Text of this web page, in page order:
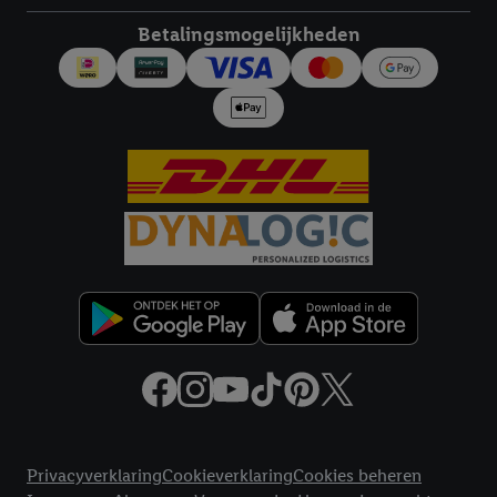
Betalingsmogelijkheden
PrivacyverklaringCookieverklaringCookies beheren
diensten worden weergegeven, als verschillende eindapparaten
en Lidl-diensten, met behulp van jouw gehashte e-mailadres en
met eventuele andere identifiers of met identifiers waarover
Criteo S.A. beschikt, aan jou kunnen worden toegewezen.
Onder "Aanpassen" kun je aangeven met welke cookies en
je instemt. Verder kan je er meer informatie vinden over de
gegevensverwerking.
Door te klikken op "Weigeren", kies je voor de optie dat er enkel
technisch noodzakelijke cookies en vergelijkbare technieken
Door op "Akkoord" te klikken, stem je in met alle verwerkingen
voor alle bovengenoemde doeleinden. Meer informatie,
jouw toestemming op elk gewenst moment in te trekken, vind je
privacyverklaring.Je vindt de impressum voor de Lidl